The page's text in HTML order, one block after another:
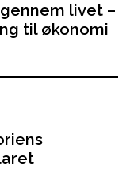
livet –
til økonomi